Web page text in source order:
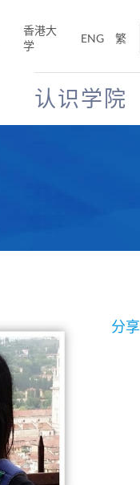
香港大
学
ENG 繁
认识学院
分享